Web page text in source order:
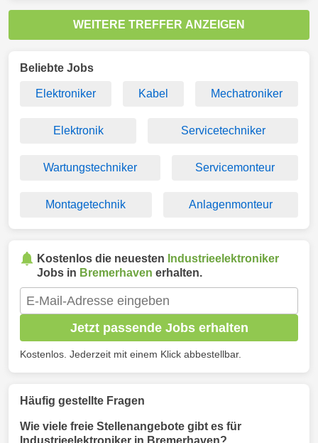
WEITERE TREFFER ANZEIGEN
Beliebte Jobs
Elektroniker Kabel Mechatroniker
Elektronik Servicetechniker
Wartungstechniker Servicemonteur
Montagetechnik Anlagenmonteur
Kostenlos die neuesten Industrieelektroniker
Jobs in Bremerhaven erhalten.
Jetzt passende Jobs erhalten
Kostenlos. Jederzeit mit einem Klick abbestellbar.
Häufig gestellte Fragen
Wie viele freie Stellenangebote gibt es für
Industrieelektroniker in Bremerhaven?